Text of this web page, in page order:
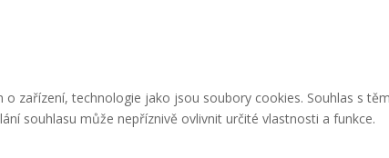
zařízení, technologie jako jsou soubory cookies. Souhlas s
souhlasu může nepříznivě ovlivnit určité vlastnosti a funkce.